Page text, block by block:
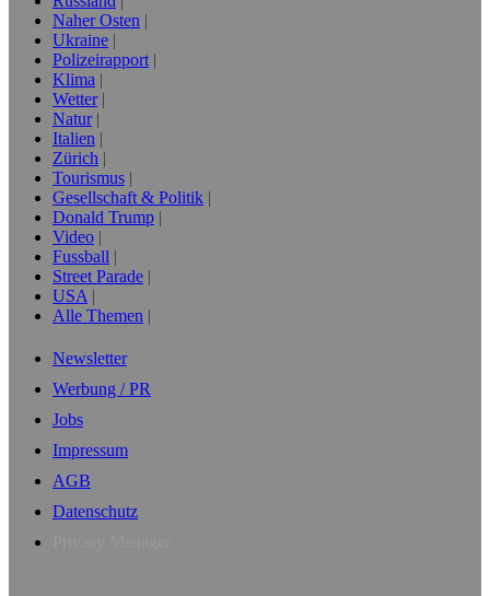
Naher Osten
Ukraine
Polizeirapport
Klima
Wetter
Natur
Italien
Zürich
Tourismus
Gesellschaft & Politik
Donald Trump
Video
Fussball
Street Parade
USA
Alle Themen
Newsletter
Werbung / PR
Jobs
Impressum
AGB
Datenschutz